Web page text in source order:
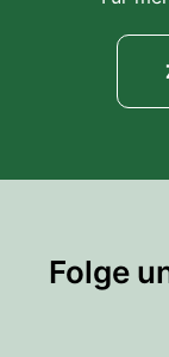
Folge